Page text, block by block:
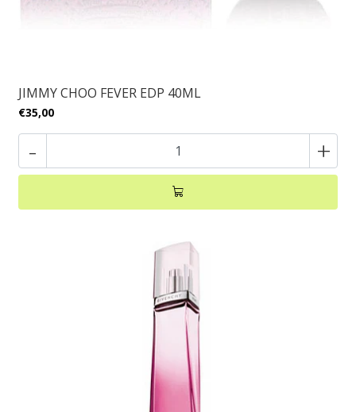
JIMMY CHOO FEVER EDP 40ML
€35,00
- +